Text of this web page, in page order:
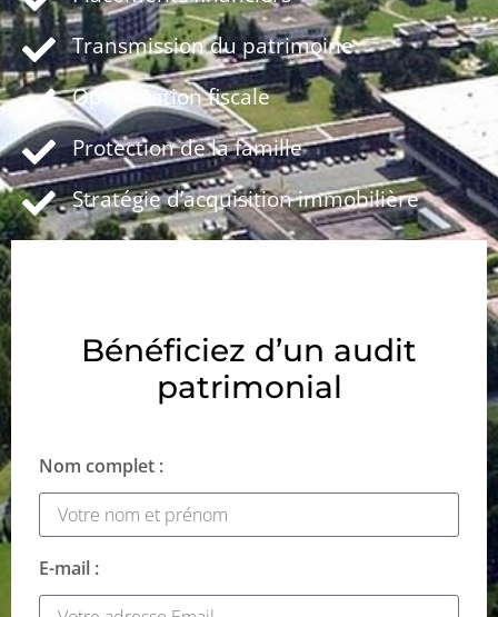
Transmission du patrimoine
Optimisation fiscale
Protection de la famille
Stratégie d’acquisition immobilière
Bénéficiez d’un audit
patrimonial
Nom complet :
E-mail :